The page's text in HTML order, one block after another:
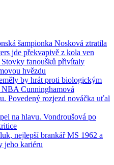
šampionka Nosková ztratila
jde překvapivě z kola ven
Stovky fanoušků přivítaly
hvězdu
by hrát proti biologickým
NBA Cunninghamová
Povedený rozjezd nováčka uťal
na hlavu. Vondroušová po
nejlepší brankář MS 1962 a
jeho kariéru